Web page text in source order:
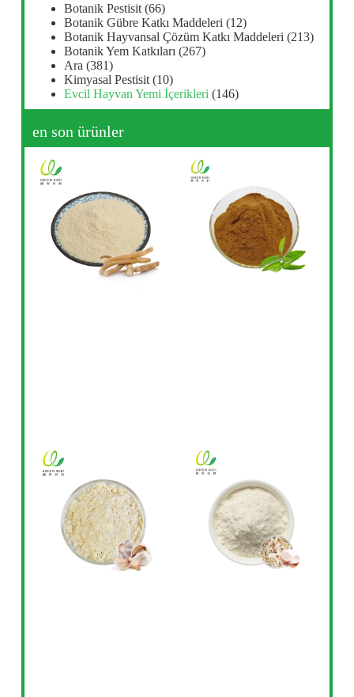
Botanik Pestisit (66)
Botanik Gübre Katkı Maddeleri (12)
Botanik Hayvansal Çözüm Katkı Maddeleri (213)
Botanik Yem Katkıları (267)
Ara (381)
Kimyasal Pestisit (10)
Evcil Hayvan Yemi İçerikleri (146)
en son ürünler